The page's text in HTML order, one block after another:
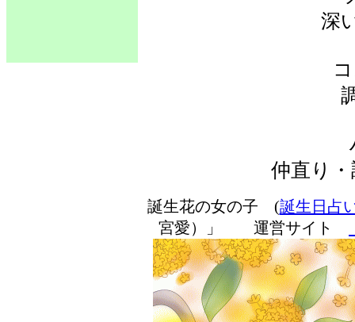
深
仲直り
誕生花の女の子 (誕生日占
宮愛）」 運営サイト